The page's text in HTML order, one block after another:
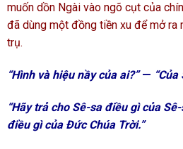
muốn dồn Ngài vào ngõ cụt của
đã dùng một đồng tiền xu để mở ra
trụ.
“Hình và hiệu nầy của ai?”— “Của
“Hãy trả cho Sê-sa điều gì của
điều gì của Đức Chúa Trời.”